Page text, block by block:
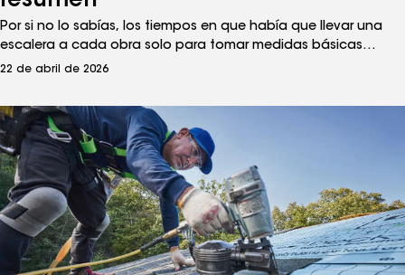
Por si no lo sabías, los tiempos en que había que llevar una
escalera a cada obra solo para tomar medidas básicas
prácticamente han quedado atrás. Ya no es necesario subirse
22 de abril de 2026